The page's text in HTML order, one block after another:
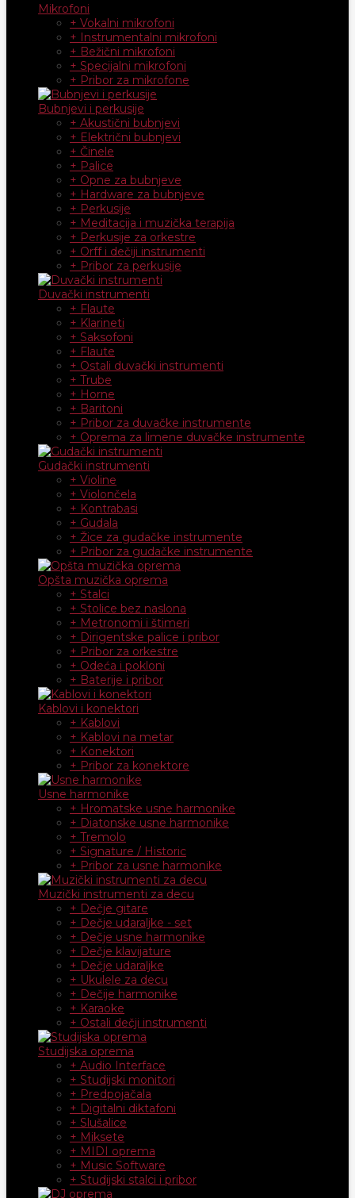
Mikrofoni
+ Vokalni mikrofoni
+ Instrumentalni mikrofoni
+ Bežični mikrofoni
+ Specijalni mikrofoni
+ Pribor za mikrofone
Bubnjevi i perkusije
+ Akustični bubnjevi
+ Električni bubnjevi
+ Činele
+ Palice
+ Opne za bubnjeve
+ Hardware za bubnjeve
+ Perkusije
+ Meditacija i muzička terapija
+ Perkusije za orkestre
+ Orff i dečiji instrumenti
+ Pribor za perkusije
Duvački instrumenti
+ Flaute
+ Klarineti
+ Saksofoni
+ Flaute
+ Ostali duvački instrumenti
+ Trube
+ Horne
+ Baritoni
+ Pribor za duvačke instrumente
+ Oprema za limene duvačke instrumente
Gudački instrumenti
+ Violine
+ Violončela
+ Kontrabasi
+ Gudala
+ Žice za gudačke instrumente
+ Pribor za gudačke instrumente
Opšta muzička oprema
+ Stalci
+ Stolice bez naslona
+ Metronomi i štimeri
+ Dirigentske palice i pribor
+ Pribor za orkestre
+ Odeća i pokloni
+ Baterije i pribor
Kablovi i konektori
+ Kablovi
+ Kablovi na metar
+ Konektori
+ Pribor za konektore
Usne harmonike
+ Hromatske usne harmonike
+ Diatonske usne harmonike
+ Tremolo
+ Signature / Historic
+ Pribor za usne harmonike
Muzički instrumenti za decu
+ Dečje gitare
+ Dečje udaraljke - set
+ Dečje usne harmonike
+ Dečje klavijature
+ Dečje udaraljke
+ Ukulele za decu
+ Dečije harmonike
+ Karaoke
+ Ostali dečji instrumenti
Studijska oprema
+ Audio Interface
+ Studijski monitori
+ Predpojačala
+ Digitalni diktafoni
+ Slušalice
+ Miksete
+ MIDI oprema
+ Music Software
+ Studijski stalci i pribor